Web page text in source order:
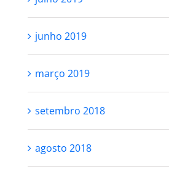
junho 2019
março 2019
setembro 2018
agosto 2018